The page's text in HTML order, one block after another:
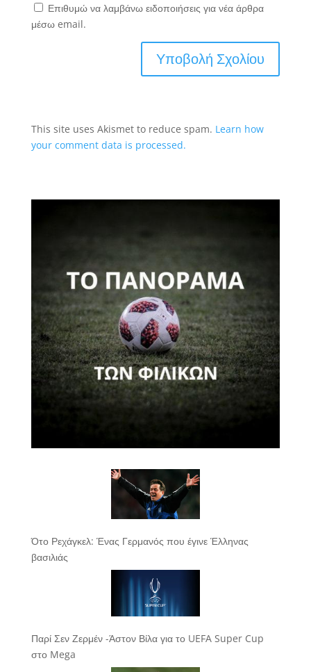
Επιθυμώ να λαμβάνω ειδοποιήσεις για νέα άρθρα
μέσω email.
This site uses Akismet to reduce spam. Learn how
your comment data is processed.
Ότο Ρεχάγκελ: Ένας Γερμανός που έγινε Έλληνας
βασιλιάς
Παρί Σεν Ζερμέν -Άστον Βίλα για το UEFA Super Cup
στο Mega